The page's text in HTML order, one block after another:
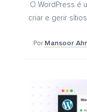
O WordPress é
criar e gerir
Por Mansoor